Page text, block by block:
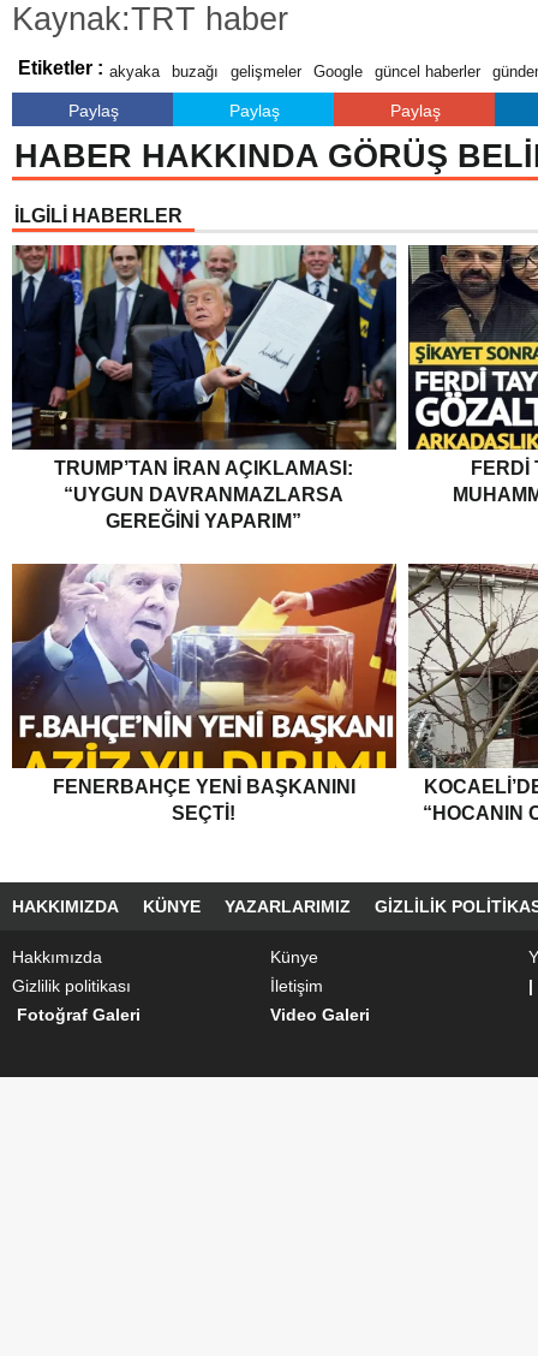
Kaynak:TRT haber
Etiketler : akyaka buzağı gelişmeler Google güncel haberler
Paylaş Paylaş Paylaş
HABER HAKKINDA GÖRÜŞ
İLGİLİ HABERLER
TRUMP’TAN İRAN AÇIKLAMASI:
“UYGUN DAVRANMAZLARSA
GEREĞINI YAPARIM”
FERDI
FENERBAHÇE YENI BAŞKANINI
SEÇTI!
“HOCANIN
HAKKIMIZDA KÜNYE YAZARLARIMIZ GIZLILIK
Hakkımızda Künye
Gizlilik politikası
İletişim
|
Fotoğraf Galeri
Video Galeri